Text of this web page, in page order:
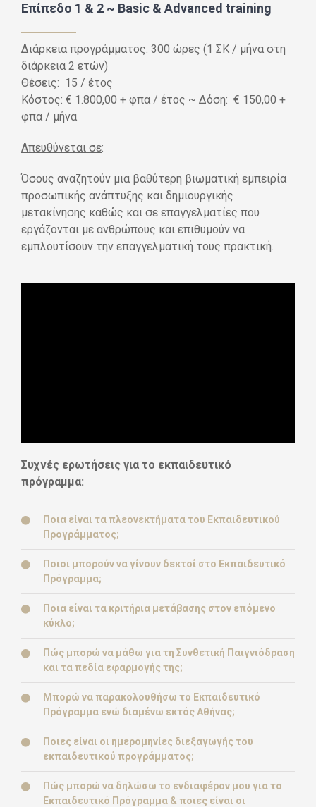
Επίπεδο 1 & 2 ~ Basic & Advanced training
Διάρκεια προγράμματος: 300 ώρες (1 ΣΚ / μήνα στη
διάρκεια 2 ετών)
Θέσεις: 15 / έτος
Κόστος: € 1.800,00 + φπα / έτος ~ Δόση: € 150,00 +
φπα / μήνα
Απευθύνεται σε:
Όσους αναζητούν μια βαθύτερη βιωματική εμπειρία
προσωπικής ανάπτυξης και δημιουργικής
μετακίνησης καθώς και σε επαγγελματίες που
εργάζονται με ανθρώπους και επιθυμούν να
εμπλουτίσουν την επαγγελματική τους πρακτική.
Συχνές ερωτήσεις για το εκπαιδευτικό
πρόγραμμα:
Ποια είναι τα πλεονεκτήματα του Εκπαιδευτικού
Προγράμματος;
Ποιοι μπορούν να γίνουν δεκτοί στο Εκπαιδευτικό
Πρόγραμμα;
Ποια είναι τα κριτήρια μετάβασης στον επόμενο
κύκλο;
Πώς μπορώ να μάθω για τη Συνθετική Παιγνιόδραση
και τα πεδία εφαρμογής της;
Μπορώ να παρακολουθήσω το Εκπαιδευτικό
Πρόγραμμα ενώ διαμένω εκτός Αθήνας;
Ποιες είναι οι ημερομηνίες διεξαγωγής του
εκπαιδευτικού προγράμματος;
Πώς μπορώ να δηλώσω το ενδιαφέρον μου για το
Εκπαιδευτικό Πρόγραμμα & ποιες είναι οι